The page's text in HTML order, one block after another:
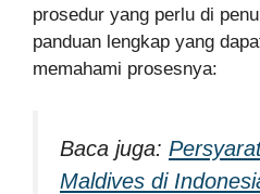
prosedur yang perlu di
panduan lengkap yang
memahami prosesnya:
Baca juga:
Maldives di